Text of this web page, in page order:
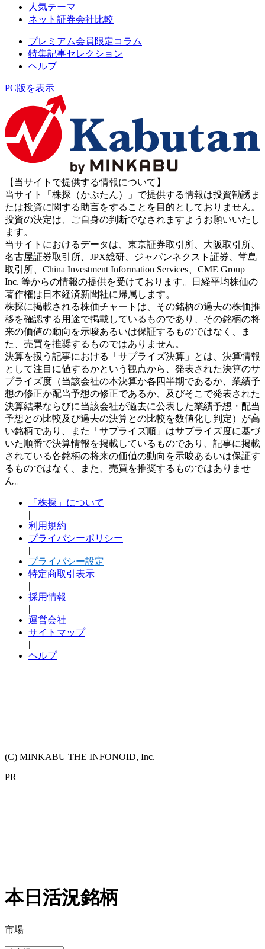
人気テーマ
ネット証券会社比較
プレミアム会員限定コラム
特集記事セレクション
ヘルプ
PC版を表示
【当サイトで提供する情報について】
当サイト「株探（かぶたん）」で提供する情報は投資勧誘ま
たは投資に関する助言をすることを目的としておりません。
投資の決定は、ご自身の判断でなされますようお願いいたし
ます。
当サイトにおけるデータは、東京証券取引所、大阪取引所、
名古屋証券取引所、JPX総研、ジャパンネクスト証券、堂島
取引所、China Investment Information Services、CME Group
Inc. 等からの情報の提供を受けております。日経平均株価の
著作権は日本経済新聞社に帰属します。
株探に掲載される株価チャートは、その銘柄の過去の株価推
移を確認する用途で掲載しているものであり、その銘柄の将
来の価値の動向を示唆あるいは保証するものではなく、ま
た、売買を推奨するものではありません。
決算を扱う記事における「サプライズ決算」とは、決算情報
として注目に値するかという観点から、発表された決算のサ
プライズ度（当該会社の本決算か各四半期であるか、業績予
想の修正か配当予想の修正であるか、及びそこで発表された
決算結果ならびに当該会社が過去に公表した業績予想・配当
予想との比較及び過去の決算との比較を数値化し判定）が高
い銘柄であり、また「サプライズ順」はサプライズ度に基づ
いた順番で決算情報を掲載しているものであり、記事に掲載
されている各銘柄の将来の価値の動向を示唆あるいは保証す
るものではなく、また、売買を推奨するものではありませ
ん。
「株探」について
|
利用規約
プライバシーポリシー
|
プライバシー設定
特定商取引表示
|
採用情報
|
運営会社
サイトマップ
|
ヘルプ
(C) MINKABU THE INFONOID, Inc.
PR
本日活況銘柄
市場